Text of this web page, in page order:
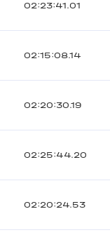
02:23:41.01
02:15:08.14
02:20:30.19
02:25:44.20
02:20:24.53